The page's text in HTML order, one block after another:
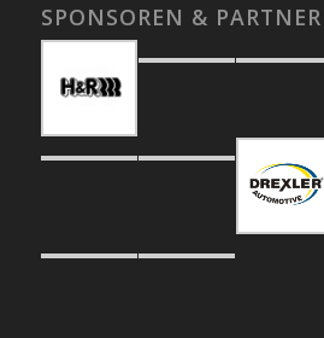
SPONSOREN & PARTNER